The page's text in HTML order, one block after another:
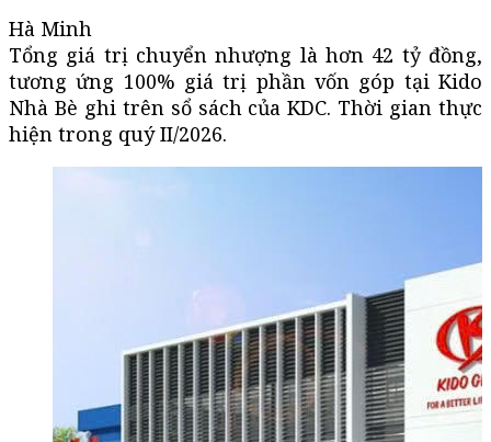
Hà Minh
Tổng giá trị chuyển nhượng là hơn 42 tỷ đồng,
tương ứng 100% giá trị phần vốn góp tại Kido
Nhà Bè ghi trên sổ sách của KDC. Thời gian thực
hiện trong quý II/2026.